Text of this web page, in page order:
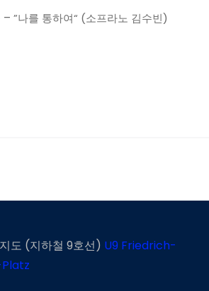
– ”나를 통하여“ (소프라노 김수빈)
도 (지하철 9호선) U9 Friedrich-